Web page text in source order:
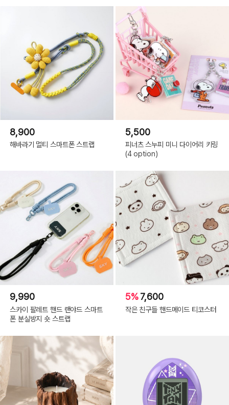
8,900
해바라기 멀티 스마트폰 스트랩
5,500
피너츠 스누피 미니 다이어리 키링
(4 option)
9,990
스카이 팔레트 핸드 랜야드 스마트
폰 분실방지 숏 스트랩
5%7,600
작은 친구들 핸드메이드 티코스터